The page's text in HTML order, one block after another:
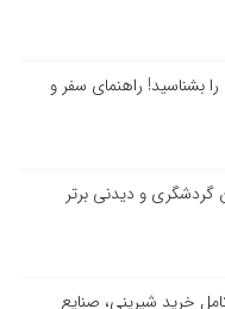
بشناسید! راهنمای سفر و
خرید شیرینی، صنایع